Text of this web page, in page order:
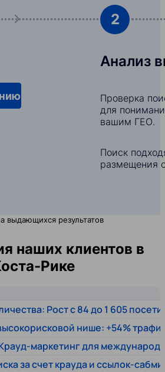
Linkedin
by email
2
Анализ
Проверка
для
вашим ГЕО.
Поиск
размещения
выдающихся результатов
наших клиентов в
Рике
Рост с 84 до 1 605
нише: +54%
Крауд-маркетинг для
за счет крауда и ссылок-